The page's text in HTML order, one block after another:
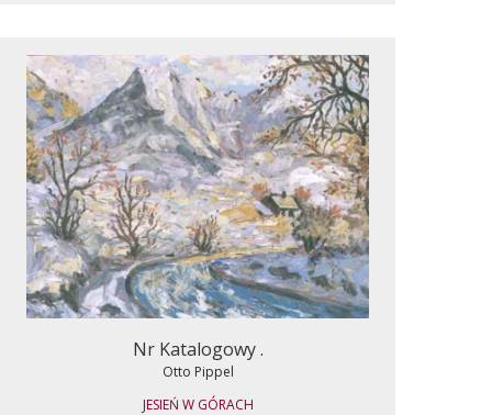
Nr Katalogowy .
Otto Pippel
JESIEŃ W GÓRACH